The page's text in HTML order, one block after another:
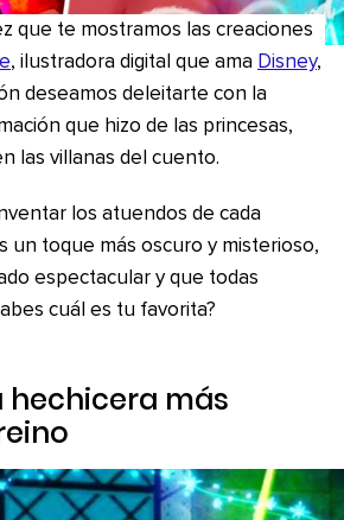
que te mostramos las creaciones
, ilustradora digital que ama Disney,
deseamos deleitarte con la
que hizo de las princesas,
las villanas del cuento.
los atuendos de cada
un toque más oscuro y misterioso,
espectacular y que todas
cuál es tu favorita?
hechicera más